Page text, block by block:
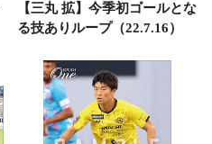
【三丸 拡】今季初ゴールとな
る技ありループ（22.7.16）